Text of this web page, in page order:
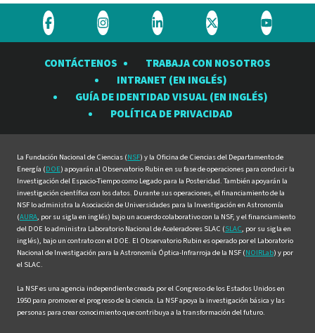
Visite
Observatorio
Visite
Observatorio
Rubin
en
Visite
Observatorio
Rubin
en
Visite
Observatorio
Rubin
en
Visite
Rubin
en
CONTÁCTENOS
TRABAJA CON NOSOTROS
INTRANET (EN INGLÉS)
GUÍA DE IDENTIDAD VISUAL (EN INGLÉS)
POLÍTICA DE PRIVACIDAD
La Fundación Nacional de Ciencias (NSF) y la Oficina de Ciencias del Departamento de
Energía (DOE) apoyarán al Observatorio Rubin en su fase de operaciones para conducir la
Investigación del Espacio-Tiempo como Legado para la Posteridad. También apoyarán la
investigación científica con los datos. Durante sus operaciones, el financiamiento de la
NSF lo administra la Asociación de Universidades para la Investigación en Astronomía
(AURA, por su sigla en inglés) bajo un acuerdo colaborativo con la NSF, y el financiamiento
del DOE lo administra Laboratorio Nacional de Aceleradores SLAC (SLAC, por su sigla en
inglés), bajo un contrato con el DOE. El Observatorio Rubin es operado por el Laboratorio
Nacional de Investigación para la Astronomía Óptica-Infrarroja de la NSF (NOIRLab) y por
el SLAC.
La NSF es una agencia independiente creada por el Congreso de los Estados Unidos en
1950 para promover el progreso de la ciencia. La NSF apoya la investigación básica y las
personas para crear conocimiento que contribuya a la transformación del futuro.